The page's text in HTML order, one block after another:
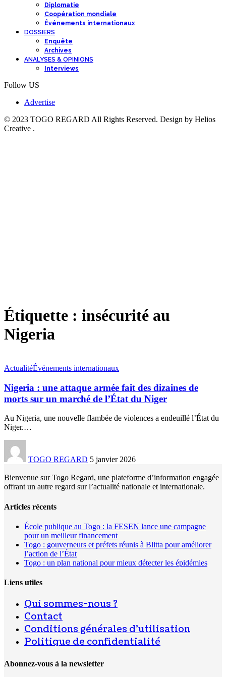
Diplomatie
Coopération mondiale
Événements internationaux
DOSSIERS
Enquête
Archives
ANALYSES & OPINIONS
Interviews
Follow US
Advertise
© 2023 TOGO REGARD All Rights Reserved. Design by Helios
Creative .
Étiquette : insécurité au
Nigeria
ActualitéÉvénements internationaux
Nigeria : une attaque armée fait des dizaines de
morts sur un marché de l’État du Niger
Au Nigeria, une nouvelle flambée de violences a endeuillé l’État du
Niger.…
TOGO REGARD 5 janvier 2026
Bienvenue sur Togo Regard, une plateforme d’information engagée
offrant un autre regard sur l’actualité nationale et internationale.
Articles récents
École publique au Togo : la FESEN lance une campagne
pour un meilleur financement
Togo : gouverneurs et préfets réunis à Blitta pour améliorer
l’action de l’État
Togo : un plan national pour mieux détecter les épidémies
Liens utiles
Qui sommes-nous ?
Contact
Conditions générales d’utilisation
Politique de confidentialité
Abonnez-vous à la newsletter